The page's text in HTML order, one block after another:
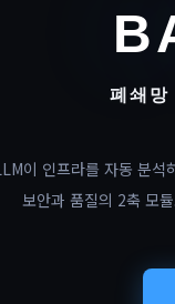
폐쇄
이 인프라를 자동 분석
보안과 품질의 2축 모